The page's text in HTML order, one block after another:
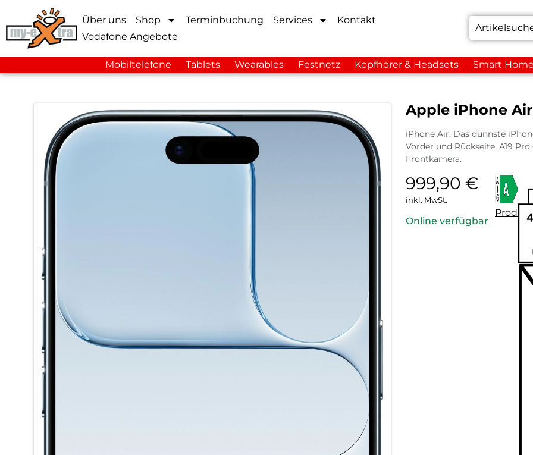
Über uns Shop Terminbuchung Services
Kontakt
Vodafone Angebote
Mobiltelefone Tablets Wearables Festnetz Kopfhörer & Headsets Smart Home
Apple iPhone
iPhone Air. Das dünnste
Vorder und Rückseite, A19
Frontkamera.
999,90 €
inkl. MwSt.
Online verfügbar